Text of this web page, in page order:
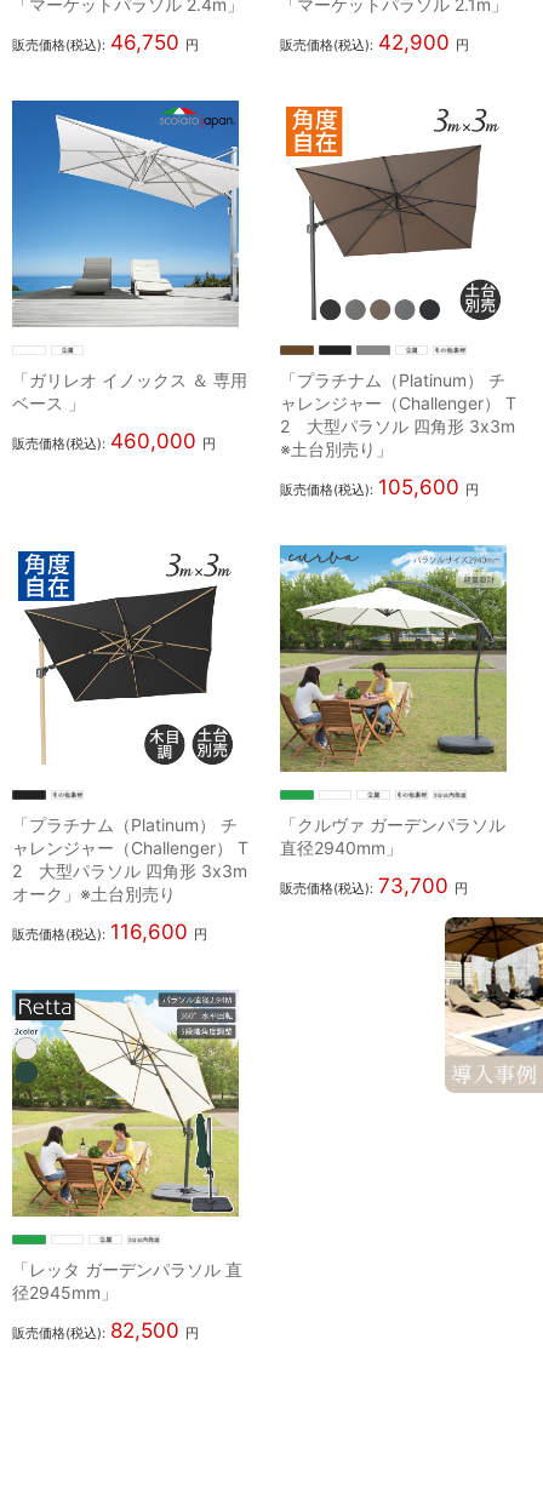
販売価格(税込): 46,750 円 販売価格(税込): 42,900 円
「ガリレオ イノックス ＆ 専用
ベース 」
販売価格(税込): 460,000 円
「プラチナム（Platinum） チ
ャレンジャー（Challenger） T
2 大型パラソル 四角形 3x3m
※土台別売り」
販売価格(税込): 105,600 円
「プラチナム（Platinum） チ
ャレンジャー（Challenger） T
2 大型パラソル 四角形 3x3m
オーク」※土台別売り
販売価格(税込): 116,600 円
「クルヴァ ガーデンパラソル
直径2940mm」
販売価格(税込): 73,700 円
「レッタ ガーデンパラソル 直
径2945mm」
販売価格(税込): 82,500 円